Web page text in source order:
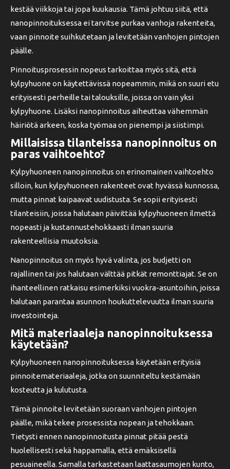
kestää viikkoja tai jopa kuukausia. Tämä johtuu siitä, että
nanopinnoituksessa ei tarvitse purkaa vanhoja rakenteita,
vaan pinnoite suihkutetaan ja levitetään vanhojen pintojen
päälle.
Pinnoitusprosessin nopeus tarkoittaa myös sitä, että
kylpyhuone on käytettävissä nopeammin, mikä on suuri etu
erityisesti perheille tai talouksille, joissa on vain yksi
kylpyhuone. Lisäksi nanopinnoitus aiheuttaa vähemmän
häiriötä arkeen, koska työmaa on pienempi ja siistimpi.
Millaisissa tilanteissa nanopinnoitus on
paras vaihtoehto?
Kylpyhuoneen nanopinnoitus on erinomainen vaihtoehto
silloin, kun kylpyhuoneen rakenteet ovat hyvässä kunnossa,
mutta pinnat kaipaavat uudistusta. Se sopii erityisesti
tilanteisiin, joissa halutaan päivittää kylpyhuoneen ilmettä
nopeasti ja kustannustehokkaasti ilman suuria
rakenteellisia muutoksia.
Nanopinnoitus on myös hyvä valinta, jos budjetti on
rajallinen tai jos halutaan välttää pitkät remonttiajat. Se on
ihanteellinen ratkaisu esimerkiksi vuokra-asuntoihin, joissa
halutaan parantaa asunnon houkuttelevuutta ilman suuria
investointeja.
Mitä materiaaleja nanopinnoituksessa
käytetään?
Kylpyhuoneen nanopinnoituksessa käytetään erityisiä
pinnoitemateriaaleja, jotka on suunniteltu kestämään
kosteutta ja kulutusta.
Tämä pinnoite levitetään suoraan vanhojen pintojen
päälle, mikä tekee prosessista nopean ja tehokkaan.
Tietysti ennen nanopinnoitusta pinnat pitää pestä
huolellisesti sekä happamalla, että emäksisellä
pesuaineella. Samalla tarkastetaan laattasaumojen kunto,